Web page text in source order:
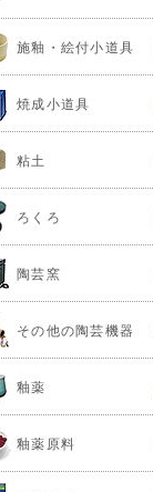
施釉・絵付小道具
焼成小道具
粘土
ろくろ
陶芸窯
その他の陶芸機器
釉薬
釉薬原料